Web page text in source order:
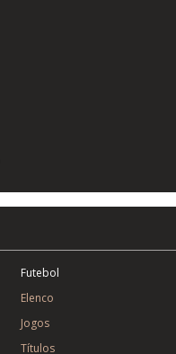
Futebol
Elenco
Jogos
Títulos